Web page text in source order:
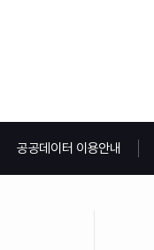
공공데이터 이용안내